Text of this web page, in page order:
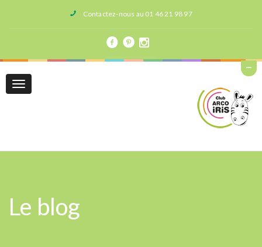
Contactez-nous au 01 46 21 98 97
Le blog